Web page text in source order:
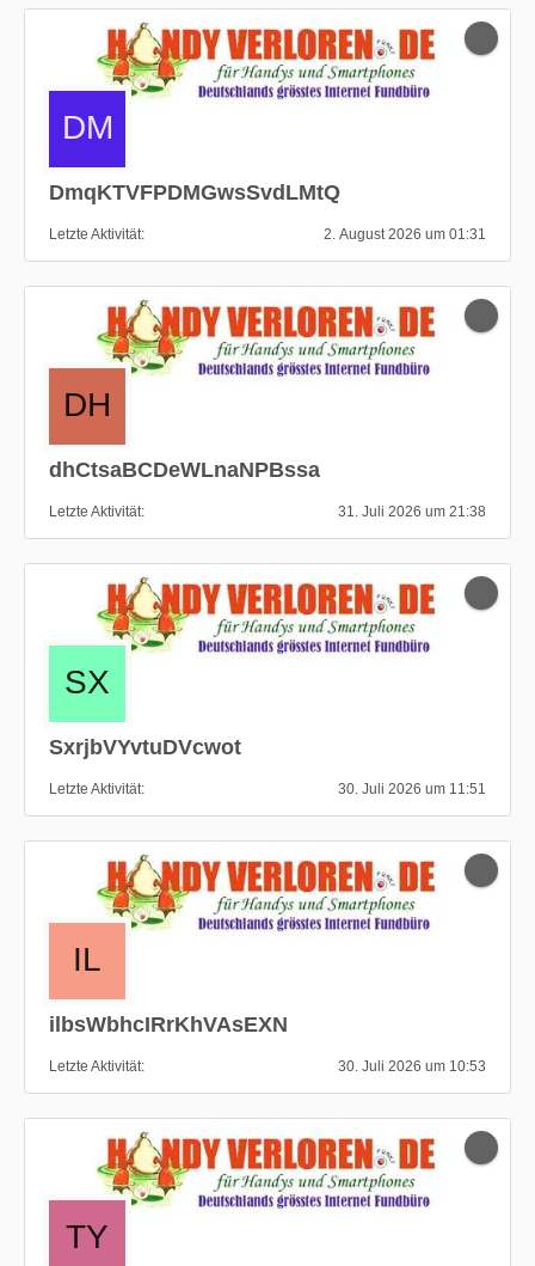
DmqKTVFPDMGwsSvdLMtQ
Letzte Aktivität 2. August 2026 um 01:31
dhCtsaBCDeWLnaNPBssa
Letzte Aktivität 31. Juli 2026 um 21:38
SxrjbVYvtuDVcwot
Letzte Aktivität 30. Juli 2026 um 11:51
ilbsWbhcIRrKhVAsEXN
Letzte Aktivität 30. Juli 2026 um 10:53